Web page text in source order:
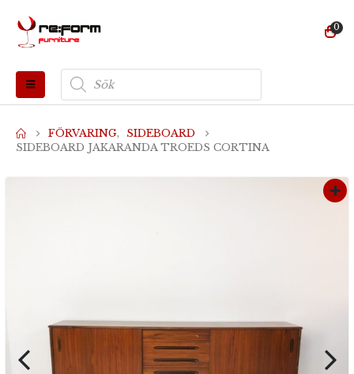
0
Produktsökning
FÖRVARING,
SIDEBOARD
SIDEBOARD JAKARANDA TROEDS CORTINA